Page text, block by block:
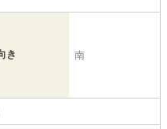
き 南